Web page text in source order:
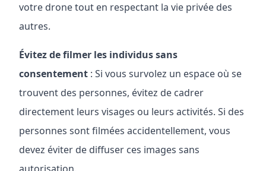
votre drone tout en respectant la vie privée des
autres.
Évitez de filmer les individus sans
consentement : Si vous survolez un espace où se
trouvent des personnes, évitez de cadrer
directement leurs visages ou leurs activités. Si des
personnes sont filmées accidentellement, vous
devez éviter de diffuser ces images sans